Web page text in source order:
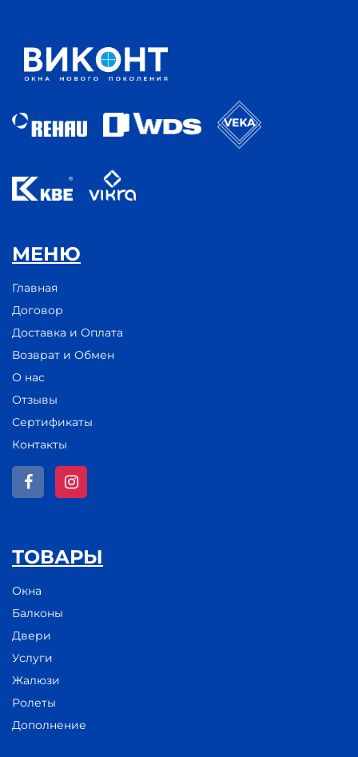
МЕНЮ
Главная
Договор
Доставка и Оплата
Возврат и Обмен
О нас
Отзывы
Сертификаты
Контакты
ТОВАРЫ
Окна
Балконы
Двери
Услуги
Жалюзи
Ролеты
Дополнение